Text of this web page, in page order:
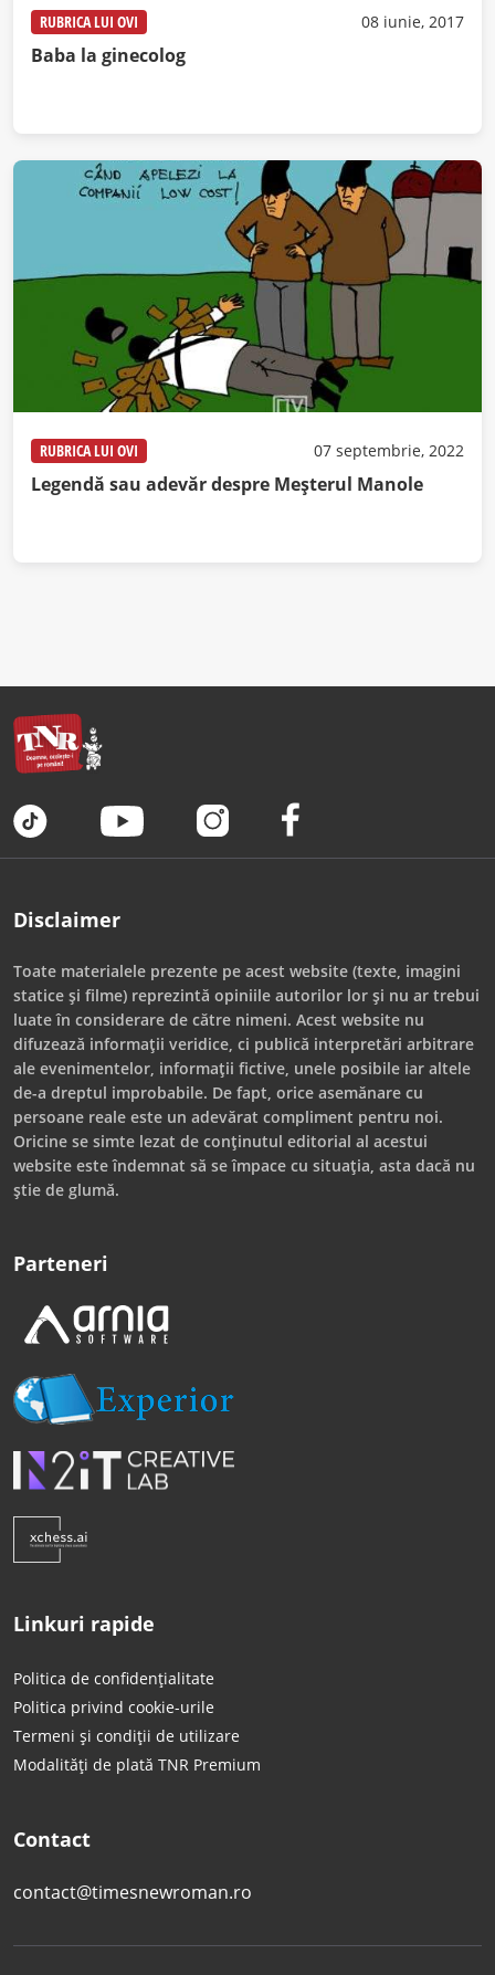
RUBRICA LUI OVI 08 iunie, 2017
Baba la ginecolog
RUBRICA LUI OVI 07 septembrie, 2022
Legendă sau adevăr despre Meșterul Manole
Disclaimer
Toate materialele prezente pe acest website (texte, imagini
statice și filme) reprezintă opiniile autorilor lor și nu ar trebui
luate în considerare de către nimeni. Acest website nu
difuzează informații veridice, ci publică interpretări arbitrare
ale evenimentelor, informații fictive, unele posibile iar altele
de-a dreptul improbabile. De fapt, orice asemănare cu
persoane reale este un adevărat compliment pentru noi.
Oricine se simte lezat de conținutul editorial al acestui
website este îndemnat să se împace cu situația, asta dacă nu
știe de glumă.
Parteneri
Linkuri rapide
Politica de confidențialitate
Politica privind cookie-urile
Termeni și condiții de utilizare
Modalități de plată TNR Premium
Contact
contact@timesnewroman.ro